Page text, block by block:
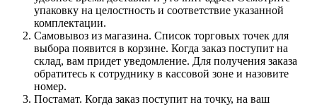
упаковку на целостность и соответствие указанной
комплектации.
Самовывоз из магазина. Список торговых точек для
выбора появится в корзине. Когда заказ поступит на
склад, вам придет уведомление. Для получения заказа
обратитесь к сотруднику в кассовой зоне и назовите
номер.
Постамат. Когда заказ поступит на точку, на ваш